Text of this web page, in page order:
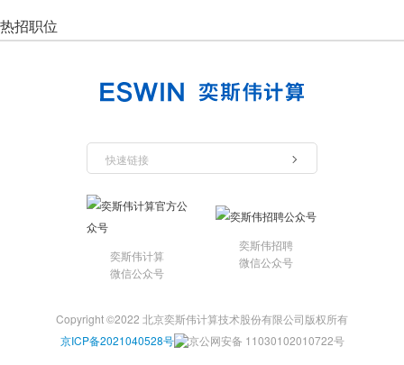
热招职位
快速链接
奕斯伟计算
微信公众号
奕斯伟招聘
微信公众号
Copyright ©2022 北京奕斯伟计算技术股份有限公司版权所有
京ICP备2021040528号
京公网安备 11030102010722号